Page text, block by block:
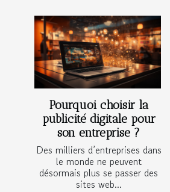
Pourquoi choisir la
publicité digitale pour
son entreprise ?
Des milliers d’entreprises dans
le monde ne peuvent
désormais plus se passer des
sites web...